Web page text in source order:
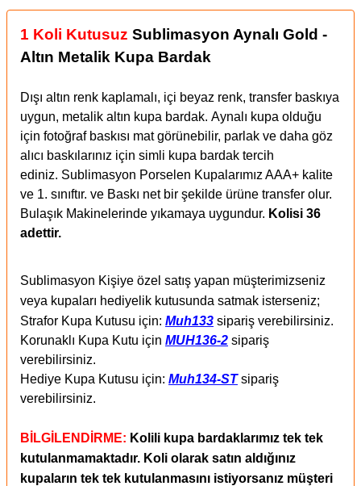
1 Koli Kutusuz Sublimasyon Aynalı Gold -
Altın Metalik Kupa Bardak
Dışı altın renk kaplamalı, içi beyaz renk, transfer baskıya
uygun, metalik altın kupa bardak. Aynalı kupa olduğu
için fotoğraf baskısı mat görünebilir, parlak ve daha göz
alıcı baskılarınız için simli kupa bardak tercih
ediniz. Sublimasyon Porselen Kupalarımız AAA+ kalite
ve 1. sınıftır. ve Baskı net bir şekilde ürüne transfer olur.
Bulaşık Makinelerinde yıkamaya uygundur. Kolisi 36
adettir.
Sublimasyon Kişiye özel satış yapan müşterimizseniz
veya kupaları hediyelik kutusunda satmak isterseniz;
Strafor Kupa Kutusu için: Muh133 sipariş verebilirsiniz.
Korunaklı Kupa Kutu için MUH136-2 sipariş
verebilirsiniz.
Hediye Kupa Kutusu için: Muh134-ST sipariş
verebilirsiniz.
BİLGİLENDİRME: Kolili kupa bardaklarımız tek tek
kutulanmamaktadır. Koli olarak satın aldığınız
kupaların tek tek kutulanmasını istiyorsanız müşteri